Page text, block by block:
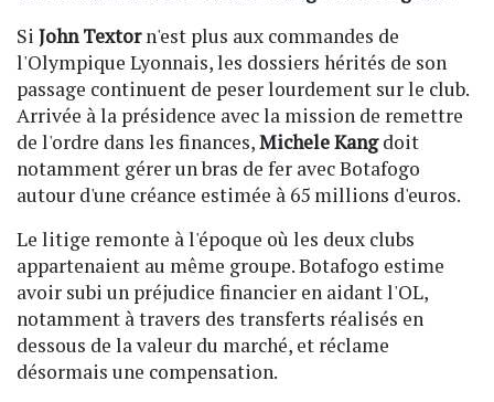
Si John Textorn'est plus aux commandes de
l'Olympique Lyonnais, les dossiers hérités de son
passage continuent de peser lourdement sur le club.
Arrivée à la présidence avec la mission de remettre
de l'ordre dans les finances,Michele Kangdoit
notamment gérer un bras de fer avec Botafogo
autour d'une créance estimée à 65 millions d'euros.
Le litige remonte à l'époque où les deux clubs
appartenaient au même groupe. Botafogo estime
avoir subi un préjudice financier en aidant l'OL,
notamment à travers des transferts réalisés en
dessous de la valeur du marché, et réclame
désormais une compensation.